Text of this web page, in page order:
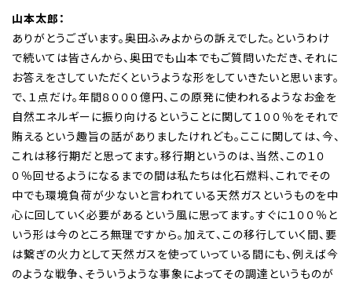
山本太郎：
ありがとうございます。奥田ふみよからの訴えでした。というわけ
で続いては皆さんから、奥田でも山本でもご質問いただき、それに
お答えをさしていただくというような形をしていきたいと思います。
で、１点だけ。年間８０００億円、この原発に使われるようなお金を
自然エネルギーに振り向けるということに関して１００％をそれで
賄えるという趣旨の話がありましたけれども。ここに関しては、今、
これは移行期だと思ってます。移行期というのは、当然、この１０
０％回せるようになるまでの間は私たちは化石燃料、これでその
中でも環境負荷が少ないと言われている天然ガスというものを中
心に回していく必要があるという風に思ってます。すぐに１００％と
いう形は今のところ無理ですから。加えて、この移行していく間、要
は繋ぎの火力として天然ガスを使っていっている間にも、例えば今
のような戦争、そういうような事象によってその調達というものが